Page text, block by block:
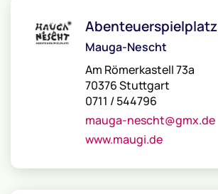
Abenteuerspielplatz
Mauga-Nescht
Am Römerkastell 73a
70376 Stuttgart
0711 / 544796
mauga-nescht@gmx.de
www.maugi.de